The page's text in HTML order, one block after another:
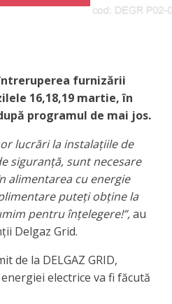
întreruperea furnizării
16,18,19 martie, în
programul de mai jos.
lucrări la instalațiile de
siguranță, sunt necesare
alimentarea cu energie
puteți obține la
pentru înțelegere!”,au
Delgaz Grid.
de la DELGAZ GRID,
electrice va fi făcută